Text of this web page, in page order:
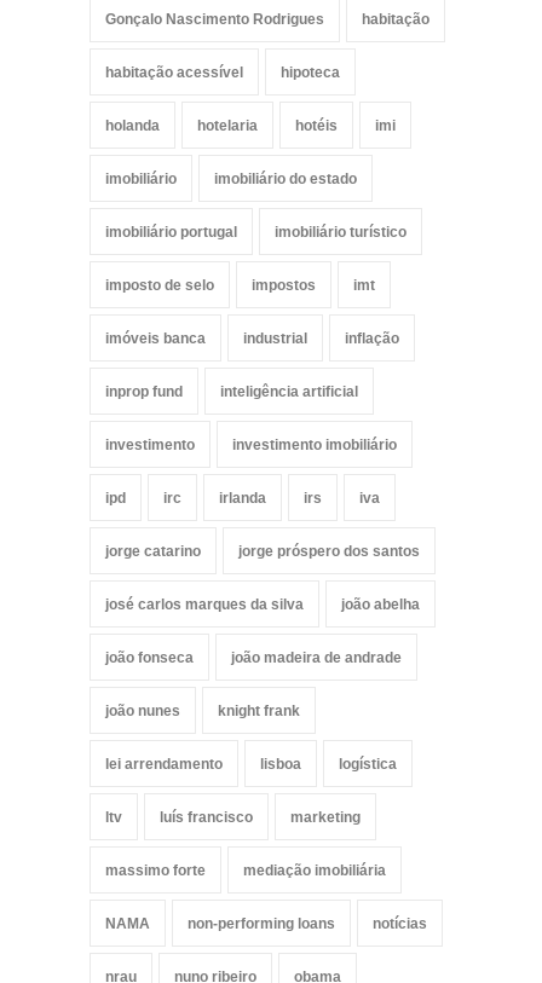
Gonçalo Nascimento Rodrigues habitação
habitação acessível hipoteca
holanda hotelaria hotéis imi
imobiliário imobiliário do estado
imobiliário portugal imobiliário turístico
imposto de selo impostos imt
imóveis banca industrial inflação
inprop fund inteligência artificial
investimento investimento imobiliário
ipd irc irlanda irs iva
jorge catarino jorge próspero dos santos
josé carlos marques da silva joão abelha
joão fonseca joão madeira de andrade
joão nunes knight frank
lei arrendamento lisboa logística
ltv luís francisco marketing
massimo forte mediação imobiliária
NAMA non-performing loans notícias
nrau nuno ribeiro obama